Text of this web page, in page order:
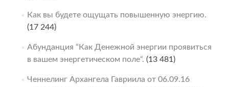
Как вы будете ощущать повышенную энергию.
(17 244)
Абунданция “Как Денежной энергии проявиться
в вашем энергетическом поле“. (13 481)
Ченнелинг Архангела Гавриила от 06.09.16